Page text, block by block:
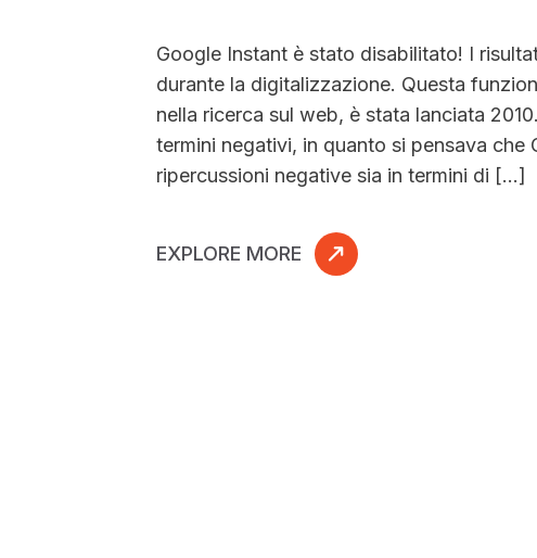
Google Instant è stato disabilitato! I
durante la digitalizzazione. Questa
nella ricerca sul web, è stata lanciata
termini negativi, in quanto si pensava che
ripercussioni negative sia in termini di […]
EXPLORE MORE